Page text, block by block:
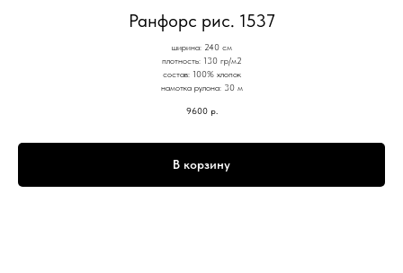
Ранфорс рис. 1537
ширина: 240 см
плотность: 130 гр/м2
состав: 100% хлопок
намотка рулона: 30 м
9600 р.
В корзину